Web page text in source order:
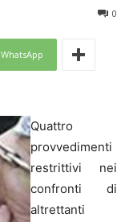
0
WhatsApp
Quattro
provvedimenti
restrittivi nei
confronti di
altrettanti